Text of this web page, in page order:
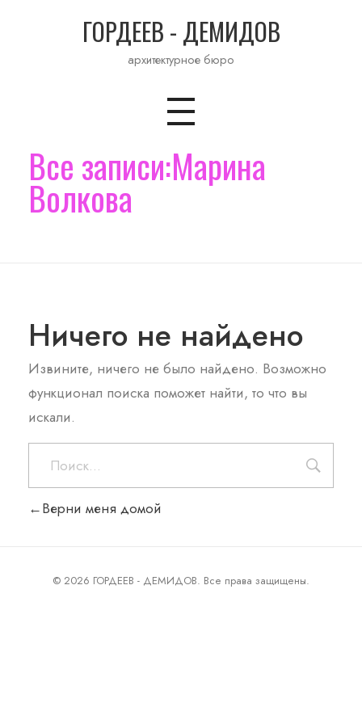
ГОРДЕЕВ - ДЕМИДОВ
архитектурное бюро
Все записи:Марина
Волкова
Ничего не найдено
Извините, ничего не было найдено. Возможно
функционал поиска поможет найти, то что вы
искали.
Верни меня домой
© 2026 ГОРДЕЕВ - ДЕМИДОВ. Все права защищены.